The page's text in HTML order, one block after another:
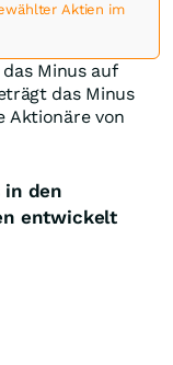
Aktien im
Minus auf
das Minus
Aktionäre von
in den
entwickelt